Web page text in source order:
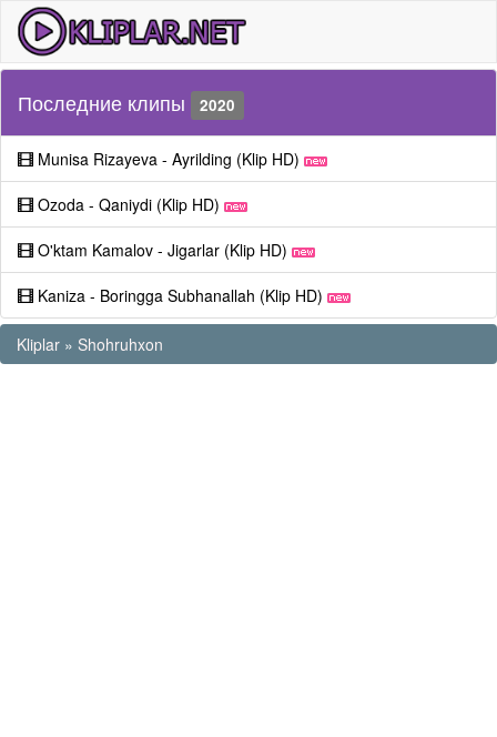
Последние клипы 2020
Munisa Rizayeva - Ayrilding (Klip HD)
Ozoda - Qaniydi (Klip HD)
O'ktam Kamalov - Jigarlar (Klip HD)
Kaniza - Boringga Subhanallah (Klip HD)
Kliplar » Shohruhxon